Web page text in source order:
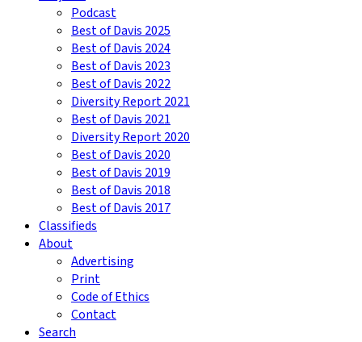
Podcast
Best of Davis 2025
Best of Davis 2024
Best of Davis 2023
Best of Davis 2022
Diversity Report 2021
Best of Davis 2021
Diversity Report 2020
Best of Davis 2020
Best of Davis 2019
Best of Davis 2018
Best of Davis 2017
Classifieds
About
Advertising
Print
Code of Ethics
Contact
Search